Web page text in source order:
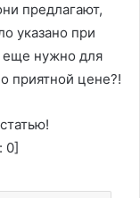
предлагают,
указано при
еще нужно для
приятной цене?!
0]